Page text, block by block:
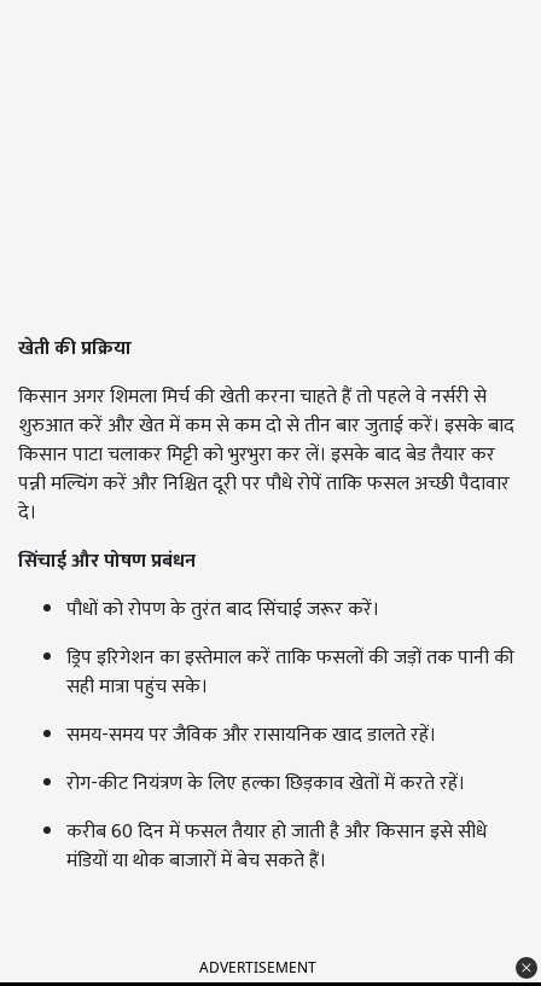
खेती की प्रक्रिया
किसान अगर शिमला मिर्च की खेती करना चाहते हैं तो पहले वे नर्सरी से
शुरुआत करें और खेत में कम से कम दो से तीन बार जुताई करें। इसके बाद
किसान पाटा चलाकर मिट्टी को भुरभुरा कर लें। इसके बाद बेड तैयार कर
पन्नी मल्चिंग करें और निश्चित दूरी पर पौधे रोपें ताकि फसल अच्छी पैदावार
दे।
सिंचाई और पोषण प्रबंधन
पौधों को रोपण के तुरंत बाद सिंचाई जरूर करें।
ड्रिप इरिगेशन का इस्तेमाल करें ताकि फसलों की जड़ों तक पानी की
सही मात्रा पहुंच सके।
समय-समय पर जैविक और रासायनिक खाद डालते रहें।
रोग-कीट नियंत्रण के लिए हल्का छिड़काव खेतों में करते रहें।
करीब 60 दिन में फसल तैयार हो जाती है और किसान इसे सीधे
मंडियों या थोक बाजारों में बेच सकते हैं।
ADVERTISEMENT